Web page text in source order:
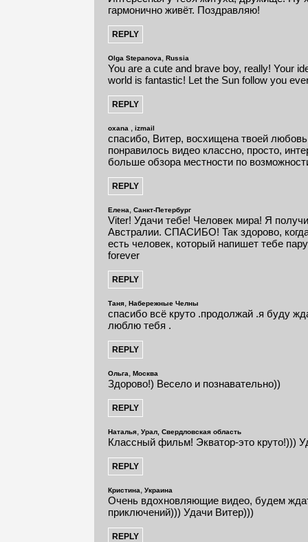
гармонично живёт. Поздравляю!
Olga Stepanova, Russia
You are a cute and brave boy, really! Your
world is fantastic! Let the Sun follow you
oxana , izmail
спасибо, Витер, восхищена твоей
понравилось видео классно, просто,
больше обзора местности по
Елена, Санкт-Петербург
Viter! Удачи тебе! Человек мира! Я
Австралии. СПАСИБО! Так здорово,
есть человек, который напишет тебе
forever
Таня, Набережные Челны
спасибо всё круто .продолжай .я буду
люблю тебя .
Ольга, Москва
Здорово!) Весело и познавательно))
Наталья, Урал, Свердловская область
Классный фильм! Экватор-это круто!)))
Кристина, Украина
Очень вдохновляющие видео, будем
приключений))) Удачи Витер)))